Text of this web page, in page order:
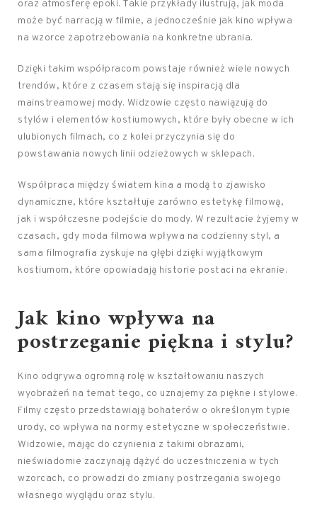
oraz atmosferę epoki. Takie przykłady ilustrują, jak moda
może być narracją w filmie, a jednocześnie jak kino wpływa
na wzorce zapotrzebowania na konkretne ubrania.
Dzięki takim współpracom powstaje również wiele nowych
trendów, które z czasem stają się inspiracją dla
mainstreamowej mody. Widzowie często nawiązują do
stylów i elementów kostiumowych, które były obecne w ich
ulubionych filmach, co z kolei przyczynia się do
powstawania nowych linii odzieżowych w sklepach.
Współpraca między światem kina a modą to zjawisko
dynamiczne, które kształtuje zarówno estetykę filmową,
jak i współczesne podejście do mody. W rezultacie żyjemy w
czasach, gdy moda filmowa wpływa na codzienny styl, a
sama filmografia zyskuje na głębi dzięki wyjątkowym
kostiumom, które opowiadają historie postaci na ekranie.
Jak kino wpływa na
postrzeganie piękna i stylu?
Kino odgrywa ogromną rolę w kształtowaniu naszych
wyobrażeń na temat tego, co uznajemy za piękne i stylowe.
Filmy często przedstawiają bohaterów o określonym typie
urody, co wpływa na normy estetyczne w społeczeństwie.
Widzowie, mając do czynienia z takimi obrazami,
nieświadomie zaczynają dążyć do uczestniczenia w tych
wzorcach, co prowadzi do zmiany postrzegania swojego
własnego wyglądu oraz stylu.